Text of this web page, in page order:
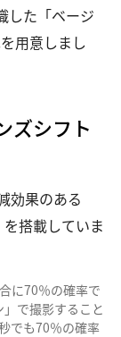
した「ベージ
用意しまし
ズシフト
効果のある
を搭載していま
に70％の確率で
で撮影すること
でも70％の確率